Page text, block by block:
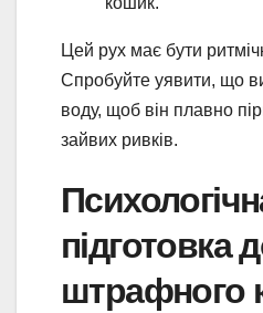
Цей рух має бути
Спробуйте уявити, що
воду, щоб він плавно
зайвих ривків.
підготовка
штрафного